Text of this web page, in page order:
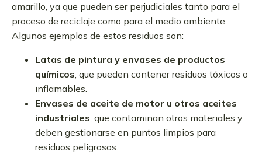
amarillo, ya que pueden ser perjudiciales tanto para el
proceso de reciclaje como para el medio ambiente.
Algunos ejemplos de estos residuos son:
Latas de pintura y envases de productos
químicos, que pueden contener residuos tóxicos o
inflamables.
Envases de aceite de motor u otros aceites
industriales, que contaminan otros materiales y
deben gestionarse en puntos limpios para
residuos peligrosos.